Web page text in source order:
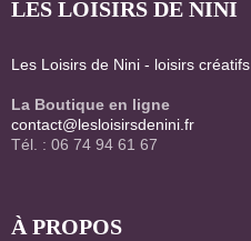
LES LOISIRS DE NINI
Les Loisirs de Nini - loisirs créatifs
La Boutique en ligne
contact@lesloisirsdenini.fr
Tél. : 06 74 94 61 67
À PROPOS